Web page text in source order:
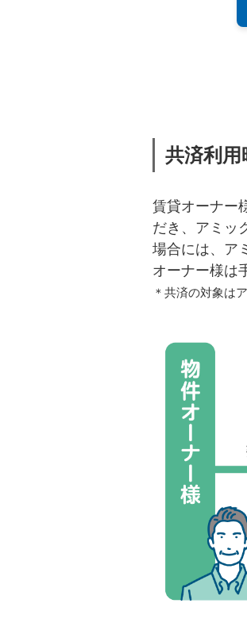
共済利
賃貸オーナー
だき、アミッ
場合には、ア
オーナー様は
＊共済の対象は